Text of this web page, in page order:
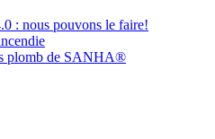
: nous pouvons le faire!
plomb de SANHA®